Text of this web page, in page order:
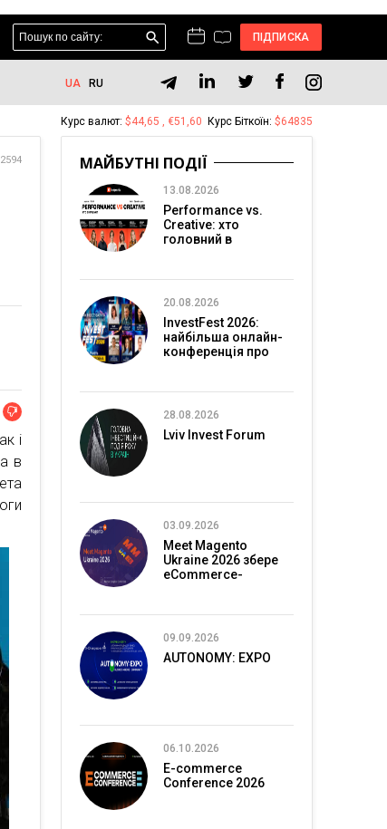
ПІДПИСКА
UA RU
2594
і
в
Курс валют: $44,65 , €51,60 Курс Біткоїн: $64835
МАЙБУТНІ ПОДІЇ
13.08.2026
Performance vs.
Creative: хто
головний в
20.08.2026
InvestFest 2026:
найбільша онлайн-
конференція про
28.08.2026
Lviv Invest Forum
03.09.2026
Meet Magento
Ukraine 2026 збере
eCommerce-
09.09.2026
AUTONOMY: EXPO
06.10.2026
E-commerce
Conference 2026